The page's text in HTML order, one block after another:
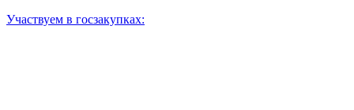
Участвуем в госзакупках: